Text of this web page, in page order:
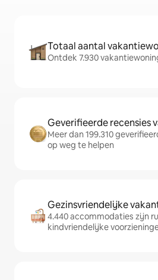
Totaal aantal
Ontdek 7.930
Geverifieerde recensies
Meer dan 199.310
op weg te helpen
Gezinsvriendelijke
4.440 accommodaties zijn
kindvriendelijke